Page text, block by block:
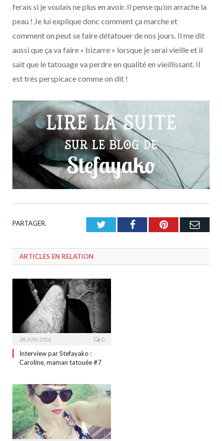
ferais si je voulais ne plus en avoir. Il pense qu’on arrache la
peau ! Je lui explique donc comment ça marche et
comment on peut se faire détatouer de nos jours. Il me dit
aussi que ça va faire « bizarre » lorsque je serai vieille et il
sait que le tatouage va perdre en qualité en vieillissant. Il
est très perspicace comme on dit !
PARTAGER. TwitterFacebookPinterest
ARTICLES EN RELATION
28 JUIN 2016 0
Interview par Stefayako :
Caroline, maman tatouée #7